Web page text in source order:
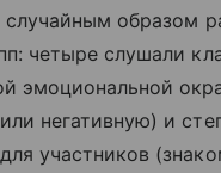
образом
четыре слушали
эмоциональной
негативную) и
участников